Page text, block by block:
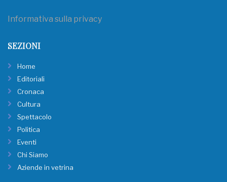
Informativa sulla privacy
SEZIONI
Home
Editoriali
Cronaca
Cultura
Spettacolo
Politica
Eventi
Chi Siamo
Aziende in vetrina